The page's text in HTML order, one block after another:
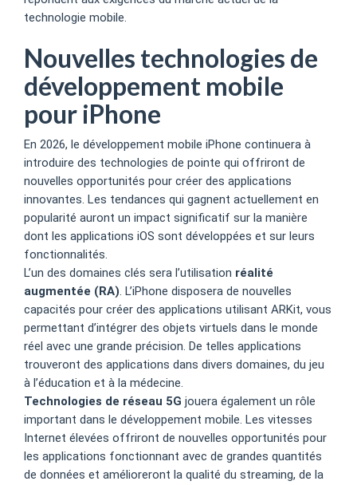
technologie mobile.
Nouvelles technologies de
développement mobile
pour iPhone
En 2026, le développement mobile iPhone continuera à
introduire des technologies de pointe qui offriront de
nouvelles opportunités pour créer des applications
innovantes. Les tendances qui gagnent actuellement en
popularité auront un impact significatif sur la manière
dont les applications iOS sont développées et sur leurs
fonctionnalités.
L’un des domaines clés sera l’utilisation réalité
augmentée (RA). L’iPhone disposera de nouvelles
capacités pour créer des applications utilisant ARKit, vous
permettant d’intégrer des objets virtuels dans le monde
réel avec une grande précision. De telles applications
trouveront des applications dans divers domaines, du jeu
à l’éducation et à la médecine.
Technologies de réseau 5G jouera également un rôle
important dans le développement mobile. Les vitesses
Internet élevées offriront de nouvelles opportunités pour
les applications fonctionnant avec de grandes quantités
de données et amélioreront la qualité du streaming, de la